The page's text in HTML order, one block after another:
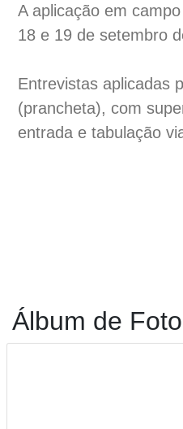
A aplicação em
18 e 19 de setembro
Entrevistas aplicadas
(prancheta), com
entrada e tabulação
Álbum de